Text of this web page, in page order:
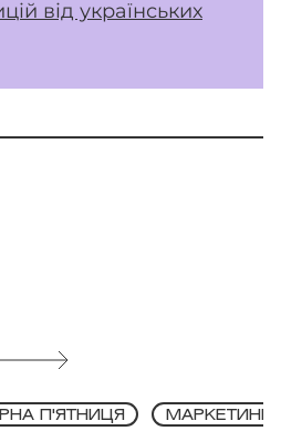
від українських
П'ЯТНИЦЯ МАРКЕТИНГ